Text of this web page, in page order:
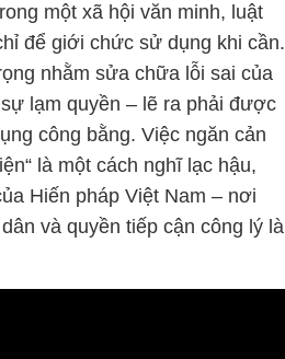
một xã hội văn minh, luật
để giới chức sử dụng khi cần.
nhằm sửa chữa lỗi sai của
lạm quyền – lẽ ra phải được
công bằng. Việc ngăn cản
là một cách nghĩ lạc hậu,
Hiến pháp Việt Nam – nơi
và quyền tiếp cận công lý là